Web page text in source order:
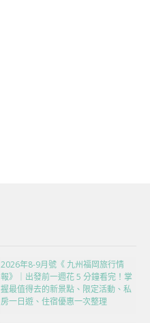
2026年8-9月號《 九州福岡旅行情
報》｜出發前一週花 5 分鐘看完！掌
握最值得去的新景點、限定活動、私
房一日遊、住宿優惠一次整理